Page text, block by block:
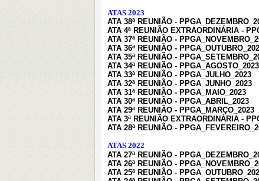
ATAS 2023
ATA 38ª REUNIÃO -
ATA 4ª REUNIÃO EXTRAORDINÁRIA -
ATA 37ª REUNIÃO -
ATA 36ª REUNIÃO -
ATA 35ª REUNIÃO -
ATA 34ª REUNIÃO - PPGA_AGOSTO_2023
ATA 33ª REUNIÃO - PPGA_JULHO_2023
ATA 32ª REUNIÃO - PPGA_JUNHO_2023
ATA 31ª REUNIÃO - PPGA_MAIO_2023
ATA 30ª REUNIÃO - PPGA_ABRIL_2023
ATA 29ª REUNIÃO - PPGA_MARÇO_2023
ATA 3ª REUNIÃO EXTRAORDINÁRIA -
ATA 28ª REUNIÃO -
ATAS 2022
ATA 27ª REUNIÃO -
ATA 26ª REUNIÃO -
ATA 25ª REUNIÃO -